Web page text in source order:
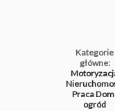
Kategorie
główne:
PracaDom
ogród